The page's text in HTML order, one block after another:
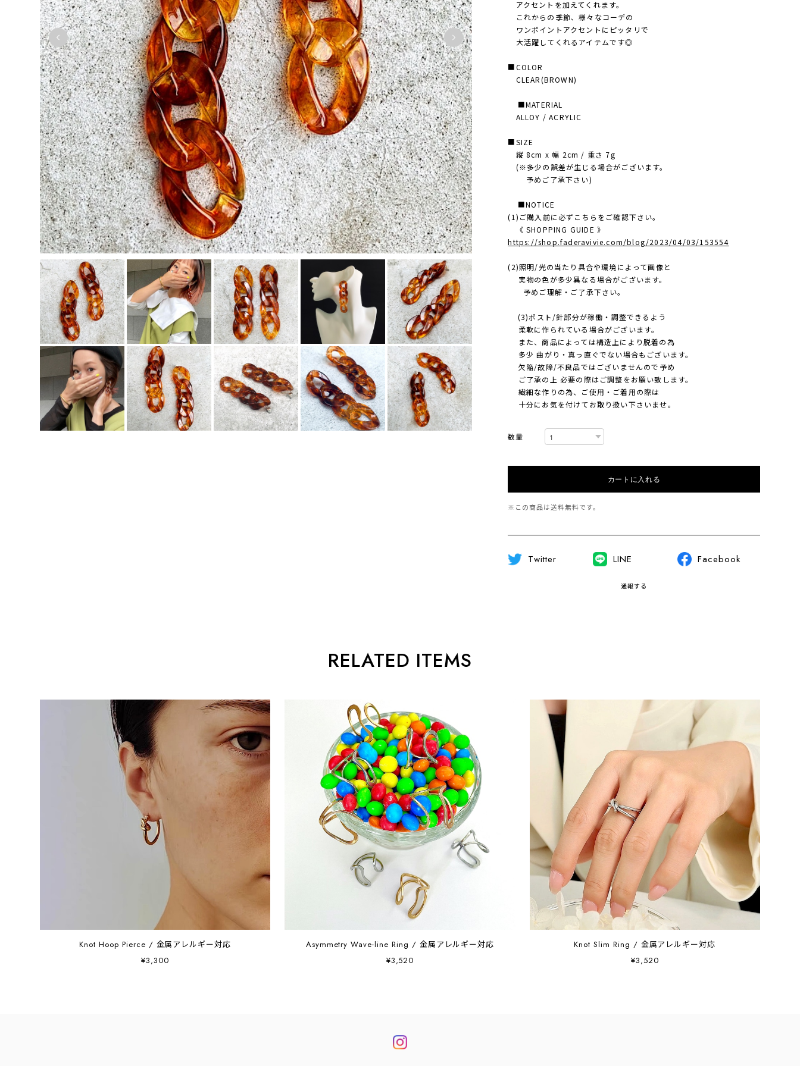
アクセントを加えてくれます。
これからの季節、様々なコーデの
ワンポイントアクセントにピッタリで
大活躍してくれるアイテムです◎
■COLOR
CLEAR(BROWN)
■MATERIAL
ALLOY / ACRYLIC
■SIZE
縦 8cm x 幅 2cm / 重さ 7g
(※多少の誤差が生じる場合がございます。
予めご了承下さい)
■NOTICE
(1)ご購入前に必ずこちらをご確認下さい。
《 SHOPPING GUIDE 》
https://shop.faderavivie.com/blog/2023/04/03/153554
(2)照明/光の当たり具合や環境によって画像と
実物の色が多少異なる場合がございます。
予めご理解・ご了承下さい。
(3)ポスト/針部分が稼働・調整できるよう
柔軟に作られている場合がございます。
また、商品によっては構造上により脱着の為
多少 曲がり・真っ直ぐでない場合もございます。
欠陥/故障/不良品ではございませんので予め
ご了承の上 必要の際はご調整をお願い致します。
繊細な作りの為、ご使用・ご着用の際は
十分にお気を付けてお取り扱い下さいませ。
数量
カートに入れる
※この商品は送料無料です。
Twitter LINE Facebook
通報する
RELATED ITEMS
Knot Hoop Pierce / 金属アレルギー対応
¥3,300
Asymmetry Wave-line Ring / 金属アレルギー対応
¥3,520
Knot Slim Ring / 金属アレルギー対応
¥3,520